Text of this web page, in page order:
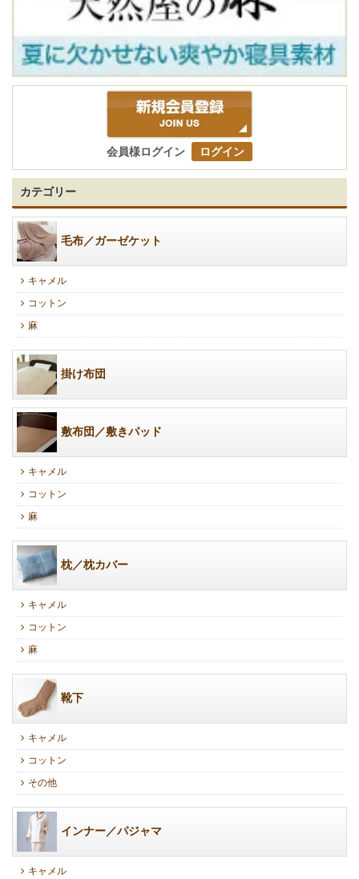
会員様ログイン ログイン
カテゴリー
毛布／ガーゼケット
キャメル
コットン
麻
掛け布団
敷布団／敷きパッド
キャメル
コットン
麻
枕／枕カバー
キャメル
コットン
麻
靴下
キャメル
コットン
その他
インナー／パジャマ
キャメル